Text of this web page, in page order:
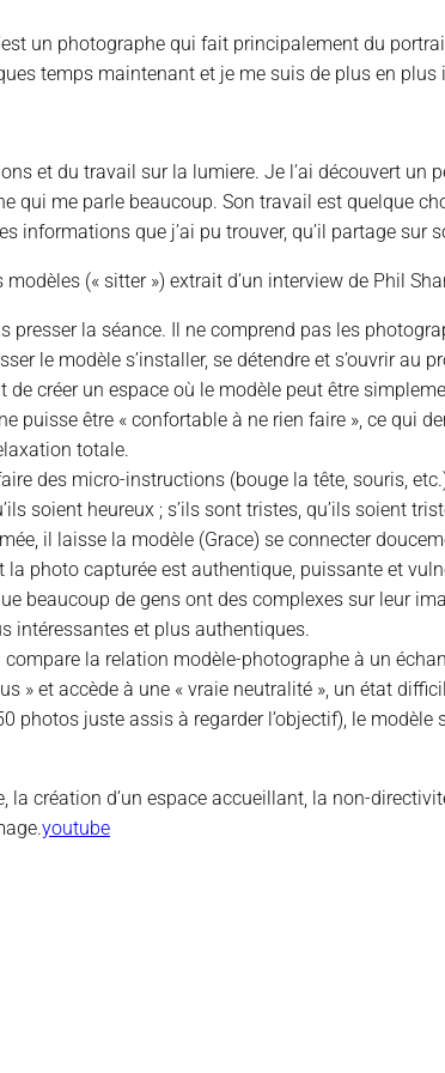
un photographe qui fait principalement du
temps maintenant et je me suis de plus en plus
et du travail sur la lumiere. Je l’ai découvert un
qui me parle beaucoup. Son travail est quelque
que j’ai pu trouver, qu’il partage sur
(« sitter ») extrait d’un interview de Phil
presser la séance. Il ne comprend pas les
le modèle s’installer, se détendre et s’ouvrir au
de créer un espace où le modèle peut être
puisse être « confortable à ne rien faire », ce qui
totale.
des micro-instructions (bouge la tête, souris,
soient heureux ; s’ils sont tristes, qu’ils soient
il laisse la modèle (Grace) se connecter
photo capturée est authentique, puissante et
beaucoup de gens ont des complexes sur leur
intéressantes et plus authentiques.
la relation modèle-photographe à un
» et accède à une « vraie neutralité », un état
photos juste assis à regarder l’objectif), le
création d’un espace accueillant, la non-
youtube